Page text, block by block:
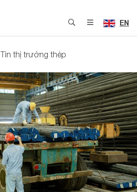
EN
Tin thị trường thép